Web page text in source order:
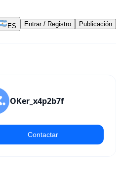
ES Entrar / Registro Publicación
OKer_x4p2b7f
Contactar